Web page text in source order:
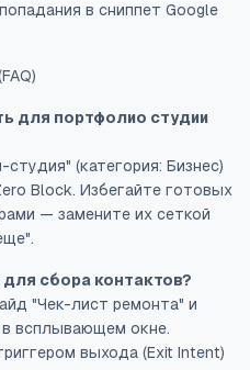
в сниппет Google
для портфолио студии
(категория: Бизнес)
Block. Избегайте готовых
— замените их сеткой
сбора контактов?
"Чек-лист ремонта" и
всплывающем окне.
выхода (Exit Intent)